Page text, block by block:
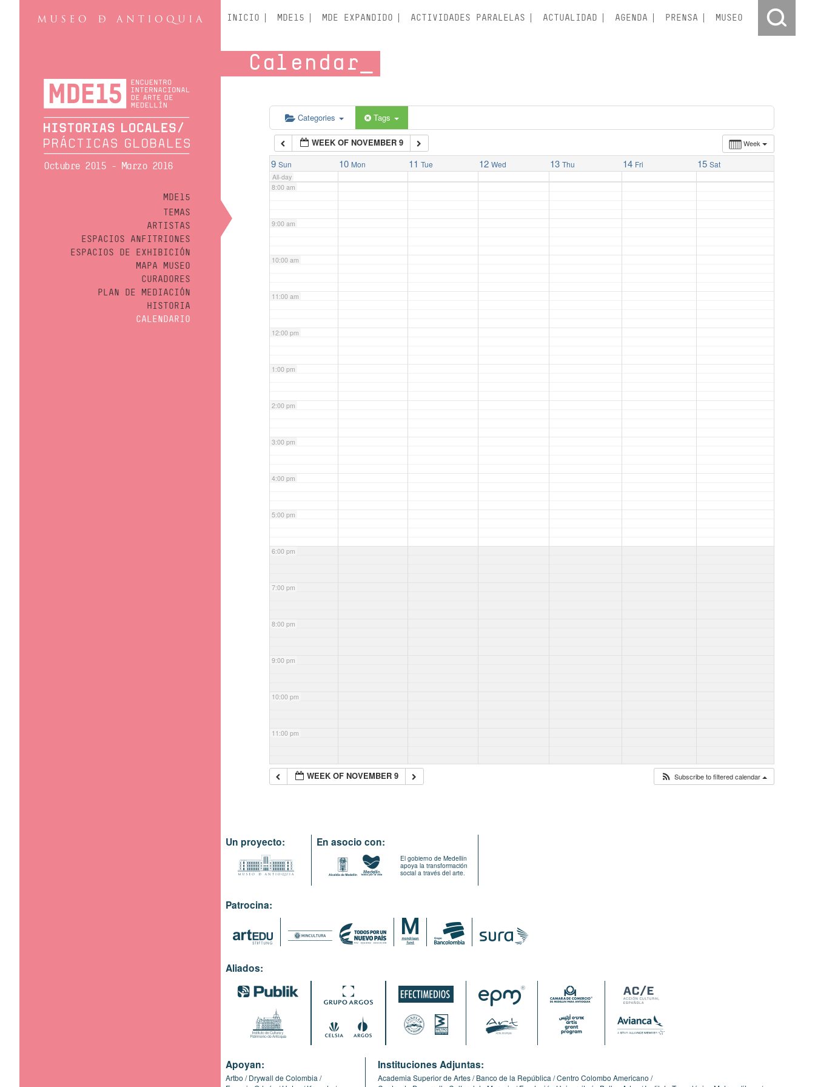
Octubre 2015 - Marzo 2016
MDE15
TEMAS
ARTISTAS
ESPACIOS ANFITRIONES
ESPACIOS DE EXHIBICIÓN
MAPA MUSEO
CURADORES
PLAN DE MEDIACIÓN
HISTORIA
CALENDARIO
INICIO MDE15 MDE EXPANDIDO ACTIVIDADES PARALELAS ACTUALIDAD AGENDA PRENSA MUSEO
Calendar
Categories Tags
Week
WEEK OF NOVEMBER 9
9 Sun 10 Mon 11 Tue 12 Wed 13 Thu 14 Fri 15 Sat
All-day
5:00 am
6:00 am
7:00 am
8:00 am
9:00 am
10:00 am
11:00 am
12:00 pm
1:00 pm
2:00 pm
3:00 pm
4:00 pm
5:00 pm
6:00 pm
7:00 pm
8:00 pm
9:00 pm
10:00 pm
11:00 pm
WEEK OF NOVEMBER 9 Subscribe to filtered calendar
Un proyecto: En asocio con:
El gobierno de Medellín
apoya la transformación
social a través del arte.
Patrocina:
Aliados:
Apoyan:
Artbo
Drywall de Colombia
Instituciones Adjuntas:
Academia Superior de Artes Banco de la República Centro Colombo Americano